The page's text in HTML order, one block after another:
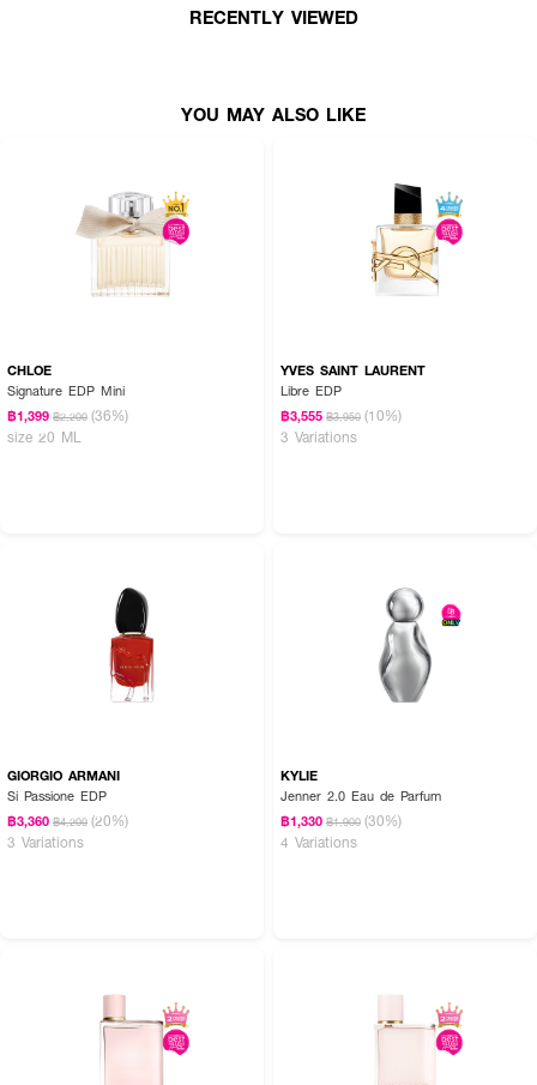
● ปิดท้ายด้วย Cashmeran Wood ที่อบอุ่น ลุ่มลึก
✨ Alien Extraintense – กลิ่นหอมทรงพลังที่สะกดทุกสายตา 💜
RECENTLY VIEWED
YOU MAY ALSO LIKE
CHLOE
Signature EDP Mini
฿1,399 ฿2,200 (36%)
size 20 ML
YVES SAINT LAURENT
Libre EDP
฿3,555 ฿3,950 (10%)
3 Variations
GIORGIO ARMANI
Si Passione EDP
฿3,360 ฿4,200 (20%)
3 Variations
KYLIE
Jenner 2.0 Eau de Parfum
฿1,330 ฿1,900 (30%)
4 Variations